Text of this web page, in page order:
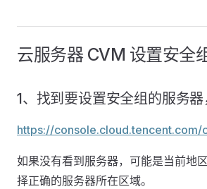
云服务器 CVM 设置安全
1、找到要设置安全组的服务器
https://
如果没有看到服务器，可能是当前地
择正确的服务器所在区域。